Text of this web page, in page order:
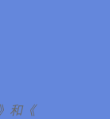
和《